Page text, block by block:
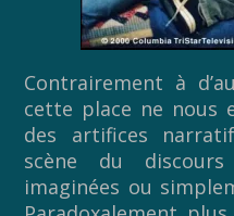
Contrairement à
cette place ne nous
des artifices
scène du
imaginées ou